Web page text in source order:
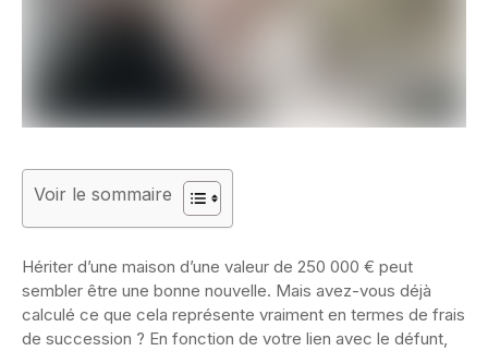
Voir le sommaire
Hériter d’une maison d’une valeur de 250 000 € peut
sembler être une bonne nouvelle. Mais avez-vous déjà
calculé ce que cela représente vraiment en termes de frais
de succession ? En fonction de votre lien avec le défunt,